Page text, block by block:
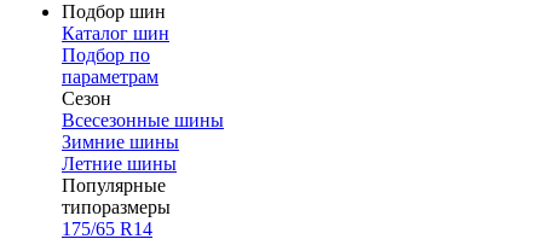
Подбор шин
Каталог шин
Подбор по
параметрам
Сезон
Всесезонные шины
Зимние шины
Летние шины
Популярные
типоразмеры
175/65 R14